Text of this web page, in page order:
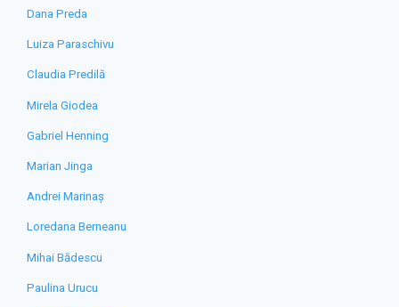
Dana Preda
Luiza Paraschivu
Claudia Predilă
Mirela Giodea
Gabriel Henning
Marian Jinga
Andrei Marinaș
Loredana Berneanu
Mihai Bădescu
Paulina Urucu